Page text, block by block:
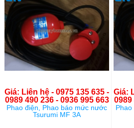
Giá: Liên hệ - 0975 135 635 -
0989 490 236 - 0936 995 663
Phao điện, Phao báo mức nước
Tsurumi MF 3A
Giá:
0989